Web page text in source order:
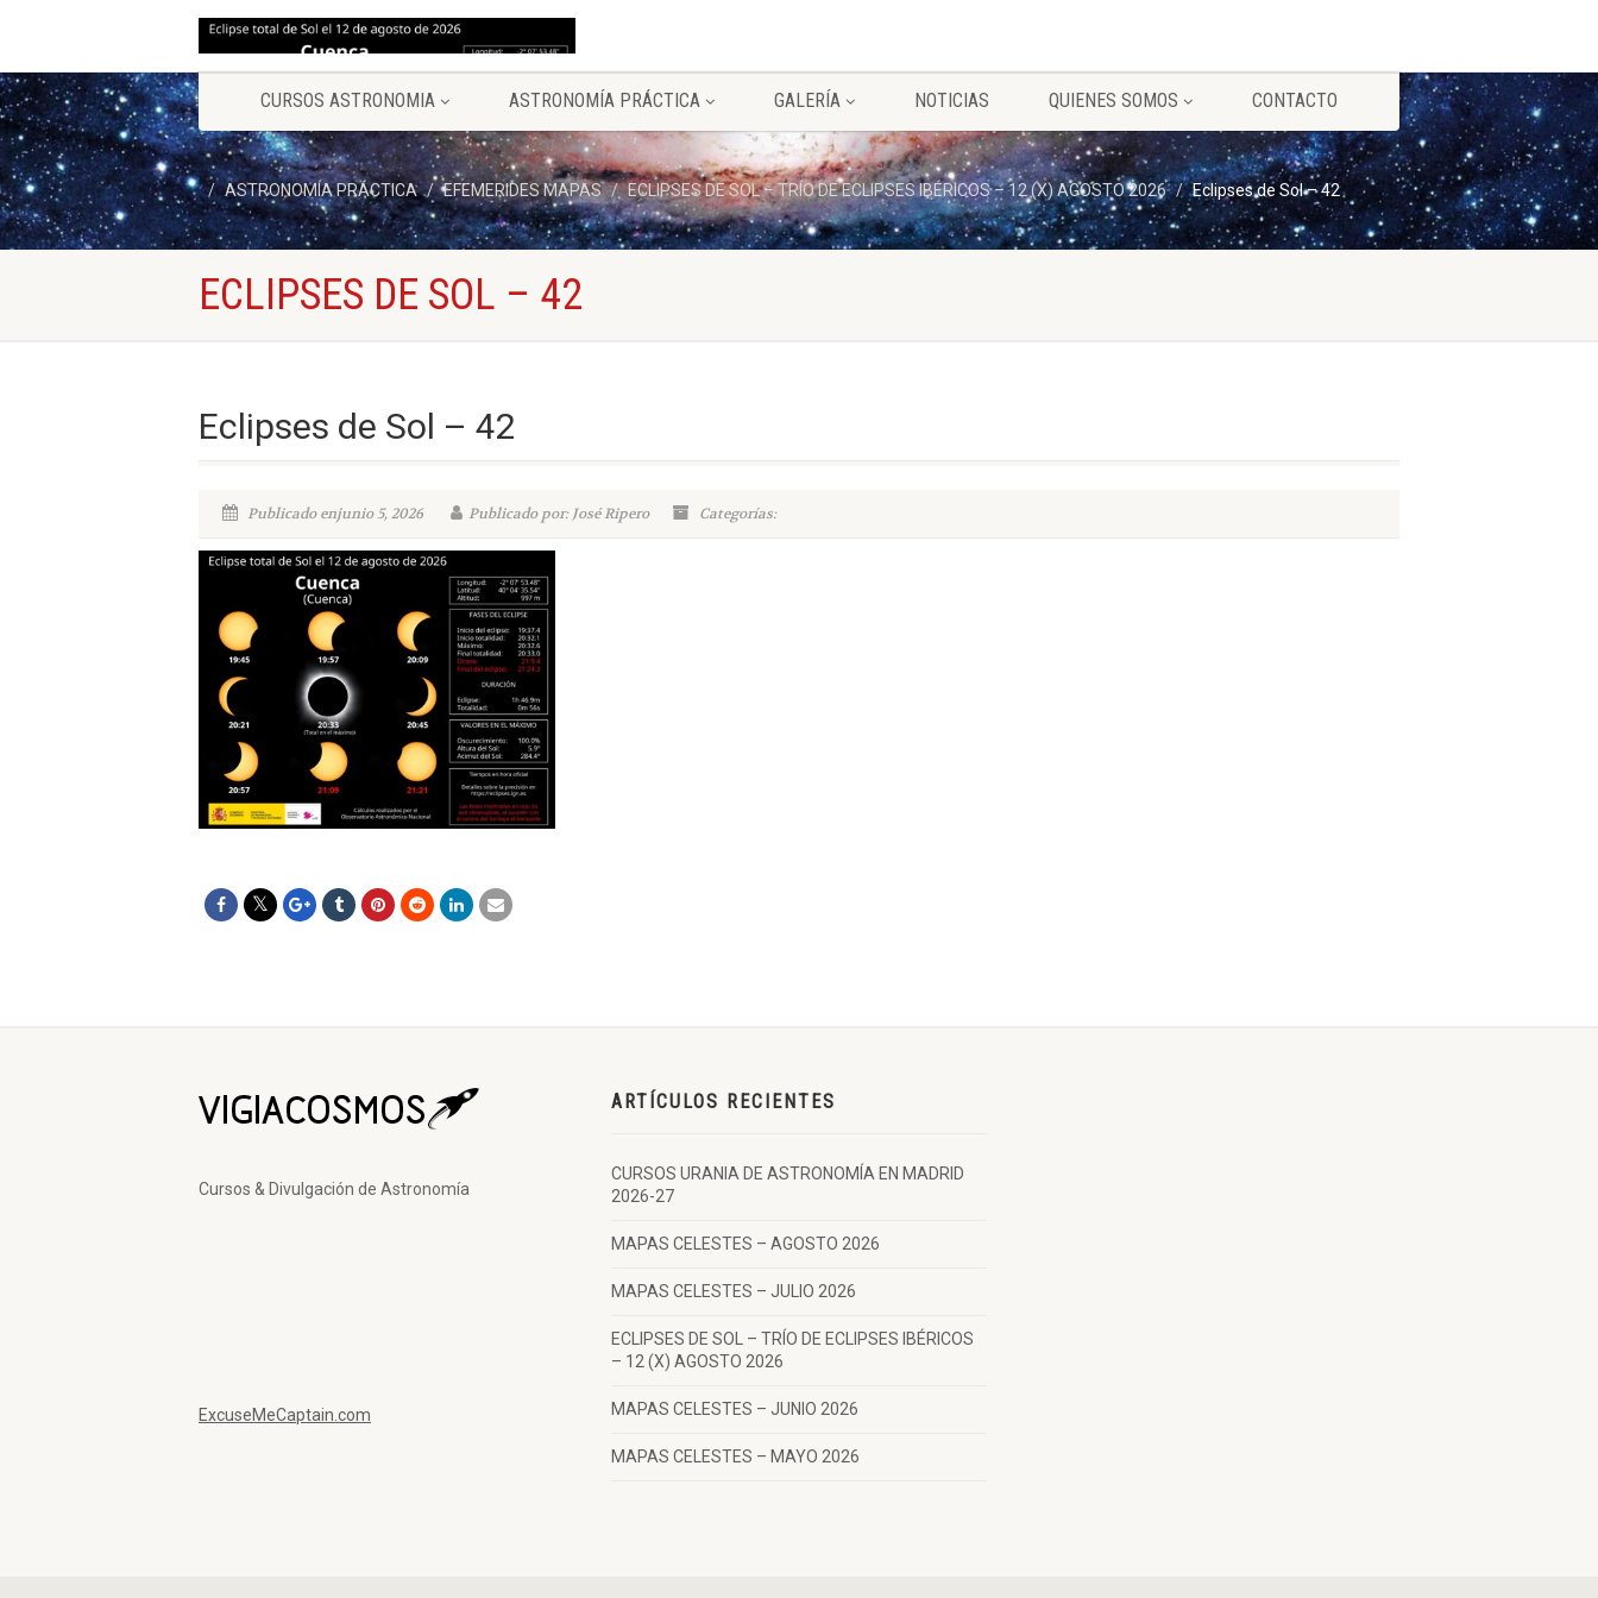
CURSOS ASTRONOMIA ASTRONOMÍA PRÁCTICA GALERÍA NOTICIAS QUIENES SOMOS CONTACTO
ASTRONOMÍA PRÁCTICA EFEMERIDES MAPAS ECLIPSES DE SOL – TRÍO DE ECLIPSES IBÉRICOS – 12 (X) AGOSTO 2026 Eclipses de Sol – 42
ECLIPSES DE SOL – 42
Eclipses de Sol – 42
Publicado enjunio 5, 2026 Publicado por: José Ripero Categorías:
Cursos & Divulgación de Astronomía
ExcuseMeCaptain.com
ARTÍCULOS RECIENTES
CURSOS URANIA DE ASTRONOMÍA EN MADRID
2026-27
MAPAS CELESTES – AGOSTO 2026
MAPAS CELESTES – JULIO 2026
ECLIPSES DE SOL – TRÍO DE ECLIPSES IBÉRICOS
– 12 (X) AGOSTO 2026
MAPAS CELESTES – JUNIO 2026
MAPAS CELESTES – MAYO 2026